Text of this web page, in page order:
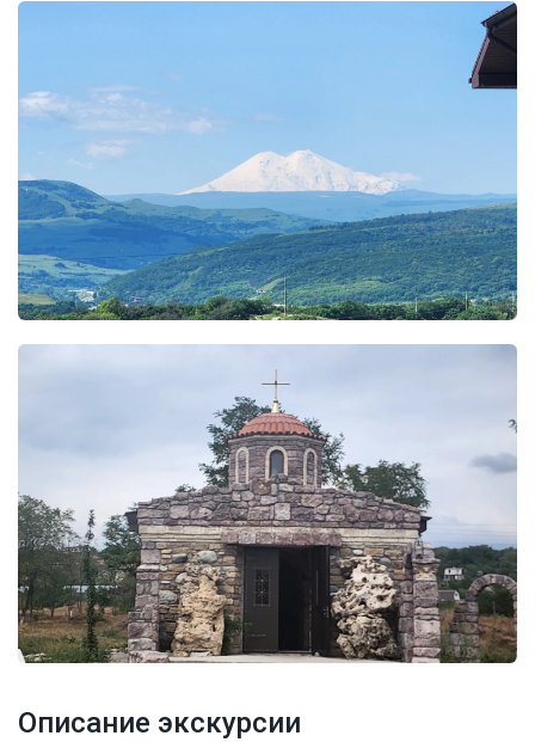
Описание экскурсии